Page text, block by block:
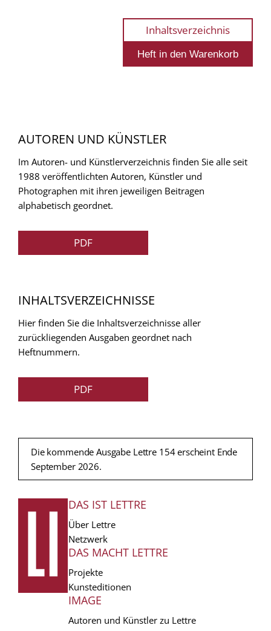
Inhaltsverzeichnis
AUTOREN UND KÜNSTLER
Im Autoren- und Künstlerverzeichnis finden Sie alle seit
1988 veröffentlichten Autoren, Künstler und
Photographen mit ihren jeweiligen Beitragen
alphabetisch geordnet.
PDF
INHALTSVERZEICHNISSE
Hier finden Sie die Inhaltsverzeichnisse aller
zurückliegenden Ausgaben geordnet nach
Heftnummern.
PDF
Die kommende Ausgabe Lettre 154 erscheint Ende
September 2026.
FUSSZEILE
DAS IST LETTRE
Über Lettre
Netzwerk
DAS MACHT LETTRE
Projekte
Kunsteditionen
IMAGE
Autoren und Künstler zu Lettre